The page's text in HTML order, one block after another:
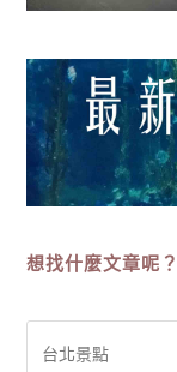
想找什麼文章呢？
尋